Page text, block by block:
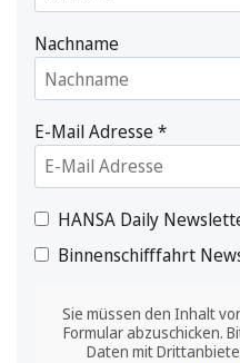
Nachname
E-Mail Adresse*
HANSA Daily
Binnenschifffahrt
Sie müssen den Inhalt
Formular abzuschicken.
Daten mit